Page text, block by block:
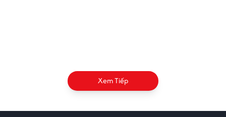
Xem Tiếp